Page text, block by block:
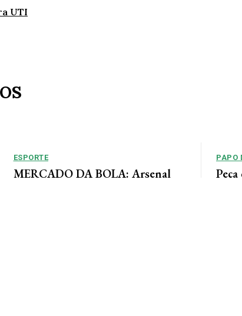
UTI
ESPORTE
MERCADO DA BOLA: Arsenal
PAPO